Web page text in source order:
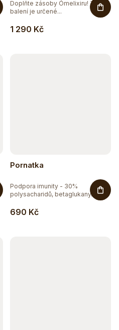
1 290 Kč
Doplňte zásoby Ómelixiru! Toto
balení je určené...
Pornatka
690 Kč
Podpora imunity - 30%
polysacharidů, betaglukany.